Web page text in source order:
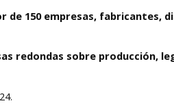
de 150 empresas, fabricantes,
redondas sobre producción,